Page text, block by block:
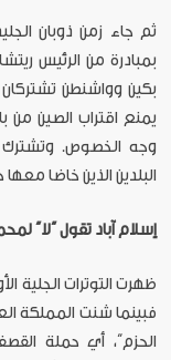
ثم جاء زمن ذوبان
بمبادرة من الرئيس
بكين وواشنطن
يمنع اقتراب الصين
وجه الخصوص. وتشترك
البلدين الذين خاضا معها
إسلام آباد تقول “لا”
فبينما شنت المملكة
الحزم”، أي حملة